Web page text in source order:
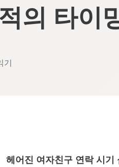
의 타이
기
헤어진 여자친구 연락 시기